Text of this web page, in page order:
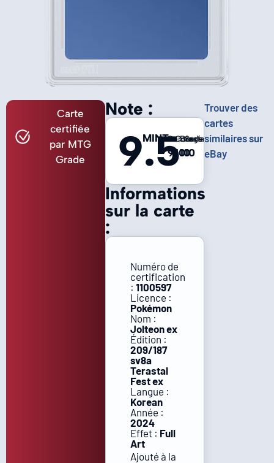
Carte
certifiée
par MTG
Grade
Informations
sur la carte
:
Numéro de
certification
: 1100597
Licence :
Pokémon
Nom :
Jolteon ex
Édition :
209/187
sv8a
Terastal
Fest ex
Langue :
Korean
Année :
2024
Effet : Full
Art
Ajouté à la
Note :
9.5
MINTCentrage
9
Coins
10
Bords
10
Surface
10
Trouver des
cartes
similaires sur
eBay